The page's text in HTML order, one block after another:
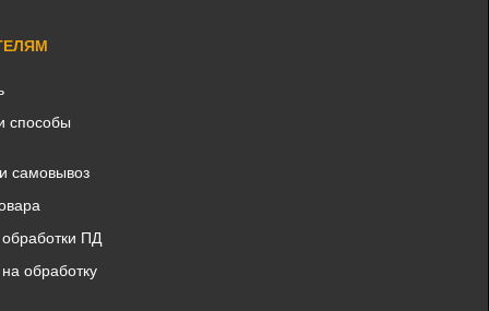
способы
самовывоз
ПД
обработку